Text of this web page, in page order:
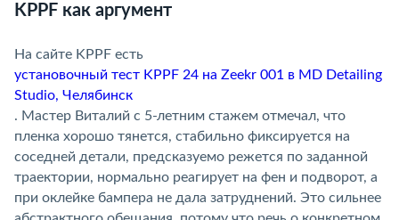
KPPF как аргумент
На сайте KPPF есть
установочный тест KPPF 24 на Zeekr 001 в MD Detailing
Studio, Челябинск
. Мастер Виталий с 5-летним стажем отмечал, что
пленка хорошо тянется, стабильно фиксируется на
соседней детали, предсказуемо режется по заданной
траектории, нормально реагирует на фен и подворот, а
при оклейке бампера не дала затруднений. Это сильнее